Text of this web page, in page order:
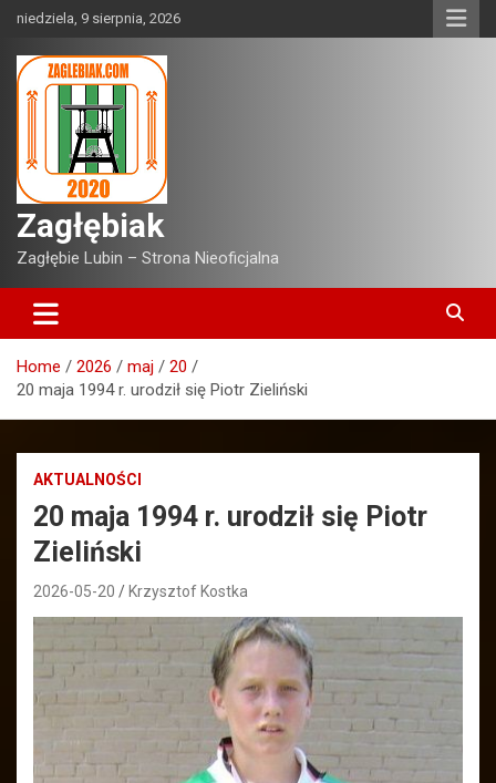
Skip
content
niedziela, 9 sierpnia, 2026
Zagłębiak
Zagłębie Lubin – Strona Nieoficjalna
Home 2026 maj
20
20 maja 1994 r. urodził się Piotr Zieliński
AKTUALNOŚCI
20 maja 1994 r. urodził się Piotr
Zieliński
2026-05-20 Krzysztof Kostka